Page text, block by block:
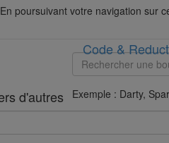
En poursuivant votre navigation sur
Code &
Exemple : Darty,
d'autres